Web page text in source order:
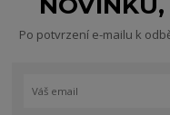
Po potvrzení e-mailu k